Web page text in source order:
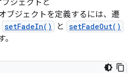
ブジェクトと
ブジェクトを定義するには、遷
setFadeIn() と setFadeOut()